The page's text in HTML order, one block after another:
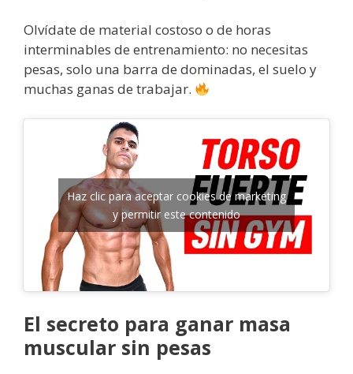
Olvídate de material costoso o de horas
interminables de entrenamiento: no necesitas
pesas, solo una barra de dominadas, el suelo y
muchas ganas de trabajar.
Haz clic para aceptar cookies de marketing
y permitir este contenido
El secreto para ganar masa
muscular sin pesas